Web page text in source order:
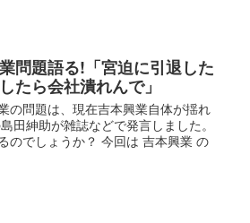
問題語る!「宮迫に引退した
たら会社潰れんで」
の問題は、現在吉本興業自体が揺れ
田紳助が雑誌などで発言しました。
のでしょうか？ 今回は 吉本興業 の